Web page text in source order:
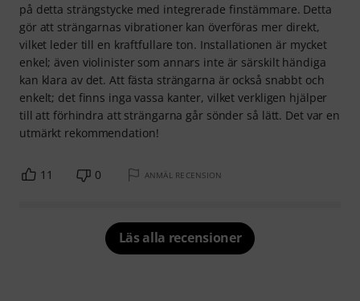
på detta strängstycke med integrerade finstämmare. Detta
gör att strängarnas vibrationer kan överföras mer direkt,
vilket leder till en kraftfullare ton. Installationen är mycket
enkel; även violinister som annars inte är särskilt händiga
kan klara av det. Att fästa strängarna är också snabbt och
enkelt; det finns inga vassa kanter, vilket verkligen hjälper
till att förhindra att strängarna går sönder så lätt. Det var en
utmärkt rekommendation!
11 0 ANMÄL RECENSION
Läs alla recensioner